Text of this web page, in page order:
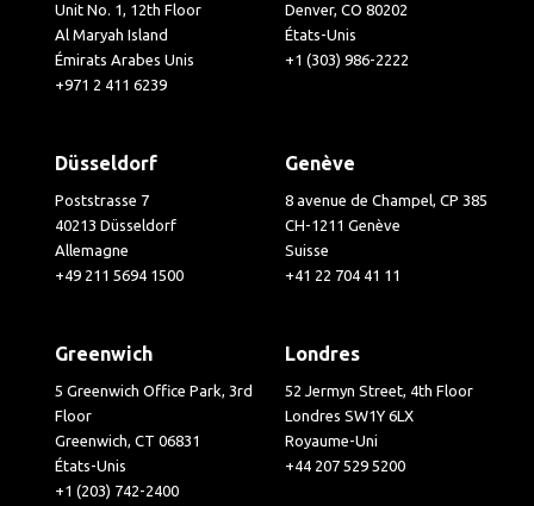
Unit No. 1, 12th Floor
Al Maryah Island
Émirats Arabes Unis
+971 2 411 6239
Denver, CO 80202
États-Unis
+1 (303) 986-2222
Düsseldorf
Poststrasse 7
40213 Düsseldorf
Allemagne
+49 211 5694 1500
Genève
8 avenue de Champel, CP 385
CH-1211 Genève
Suisse
+41 22 704 41 11
Greenwich
5 Greenwich Office Park, 3rd
Floor
Greenwich, CT 06831
États-Unis
+1 (203) 742-2400
Londres
52 Jermyn Street, 4th Floor
Londres SW1Y 6LX
Royaume-Uni
+44 207 529 5200